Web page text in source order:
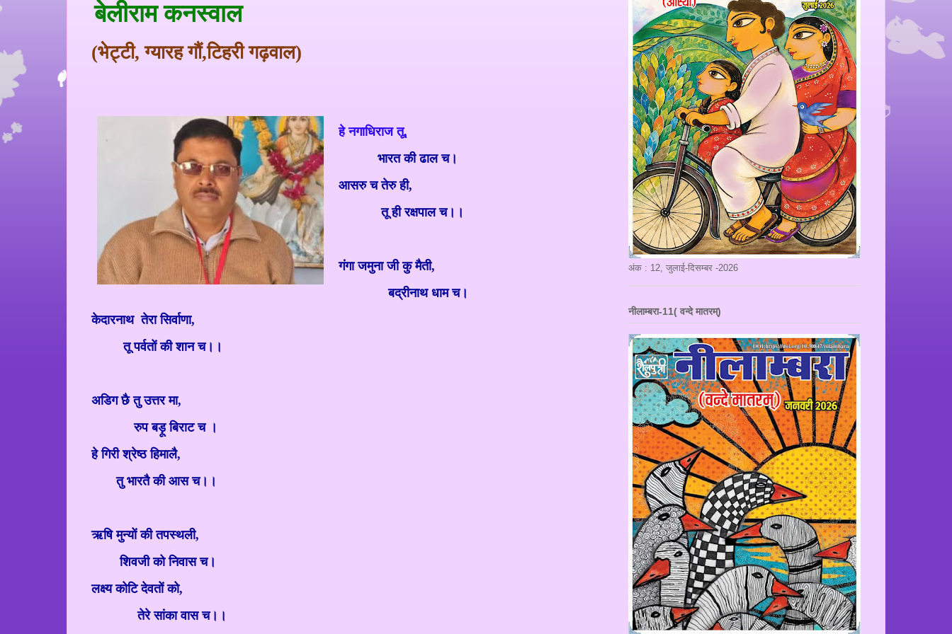
बेलीराम कनस्वाल
(भेट्टी,ग्यारह गौं,टिहरी गढ़वाल)
हे नगाधिराज तू,
भारत की ढाल च।
आसरु च तेरु ही,
तू ही रक्षपाल च।।
गंगा जमुना जी कु मैती,
बद्रीनाथ धाम च।
केदारनाथ तेरा सिर्वाणा,
तू पर्वतों की शान च।।
अडिग छै तु उत्तर मा,
रुप बड़ू बिराट च ।
हे गिरी श्रेष्ठ हिमालै,
तु भारतै की आस च।।
ऋषि मुन्यों की तपस्थली,
शिवजी को निवास च।
लक्ष्य कोटि देवतों को,
तेरे सांका वास च।।
अंक : 12, जुलाई-दिसम्बर -2026
नीलाम्बरा-11( वन्दे मातरम्)